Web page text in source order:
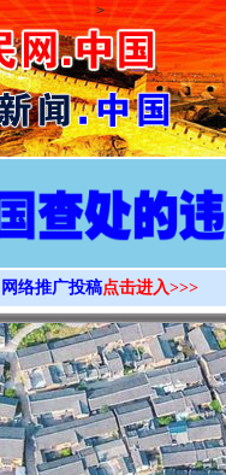
>
网络推广投稿点击进入>>>